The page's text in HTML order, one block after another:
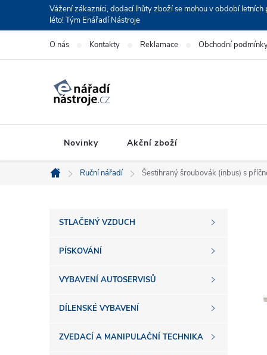
Vážení zákazníci, dodací lhůty zboží se mohou v období
léto! Tým Enářadí Nástroje
O nás Kontakty Reklamace Obchodní
Novinky Akční zboží
Domů
Ruční nářadí Šestihraný šroubovák (inbus) s
P
o
s
STLAČENÝ VZDUCH
PÍSKOVÁNÍ
VYBAVENÍ AUTOSERVISŮ
DÍLENSKÉ VYBAVENÍ
ZVEDACÍ A MANIPULAČNÍ TECHNIKA